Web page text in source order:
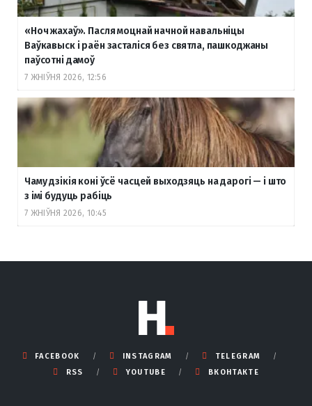
«Ноч жахаў». Пасля моцнай начной навальніцы
Ваўкавыск і раён засталіся без святла, пашкоджаны
паўсотні дамоў
7 ЖНІЎНЯ 2026, 12:56
Чаму дзікія коні ўсё часцей выходзяць на дарогі — і што
з імі будуць рабіць
7 ЖНІЎНЯ 2026, 10:45
FACEBOOK INSTAGRAM
TELEGRAM
RSS
YOUTUBE ВКОНТАКТЕ